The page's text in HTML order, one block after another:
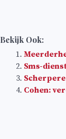
Bekijk Ook:
Sms-
Cohen: